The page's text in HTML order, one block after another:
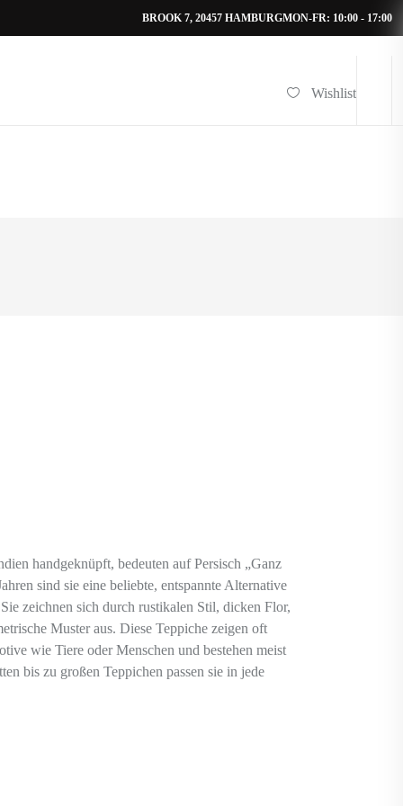
BROOK 7, 20457 HAMBURGMON-FR: 10:00 - 17:00
Wishlist
handgeknüpft, bedeuten auf Persisch „Ganz
sind sie eine beliebte, entspannte Alternative
zeichnen sich durch rustikalen Stil, dicken Flor,
Muster aus. Diese Teppiche zeigen oft
wie Tiere oder Menschen und bestehen meist
bis zu großen Teppichen passen sie in jede